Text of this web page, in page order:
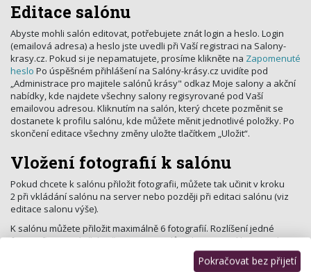
Editace salónu
Abyste mohli salón editovat, potřebujete znát login a heslo. Login
(emailová adresa) a heslo jste uvedli při Vaší registraci na Salony-
krasy.cz. Pokud si je nepamatujete, prosíme klikněte na Zapomenuté
heslo Po úspěšném přihlášení na Salóny-krásy.cz uvidíte pod
„Administrace pro majitele salónů krásy" odkaz Moje salony a akční
nabídky, kde najdete všechny salony regisyrované pod Vaší
emailovou adresou. Kliknutím na salón, který chcete pozměnit se
dostanete k profilu salónu, kde můžete měnit jednotlivé položky. Po
skončení editace všechny změny uložte tlačítkem „Uložit“.
Vložení fotografií k salónu
Pokud chcete k salónu přiložit fotografii, můžete tak učinit v kroku
2 při vkládání salónu na server nebo později při editaci salónu (viz
editace salonu výše).
K salónu můžete přiložit maximálně 6 fotografií. Rozlíšení jedné
fotografie nesmí překročit 640×480 pixlů a datovou velikost 200 kB,
fotografie musí být v barevném prostoru RGB a musí být uloženy ve
Pokračovat bez přijetí